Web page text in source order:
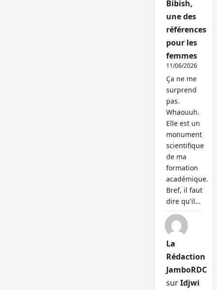
Bibish,
une des
références
pour les
femmes
11/06/2026
Ça ne me
surprend
pas.
Whaouuh.
Elle est un
monument
scientifique
de ma
formation
académique.
Bref, il faut
dire qu'il…
La
Rédaction
JamboRDC
surIdjwi